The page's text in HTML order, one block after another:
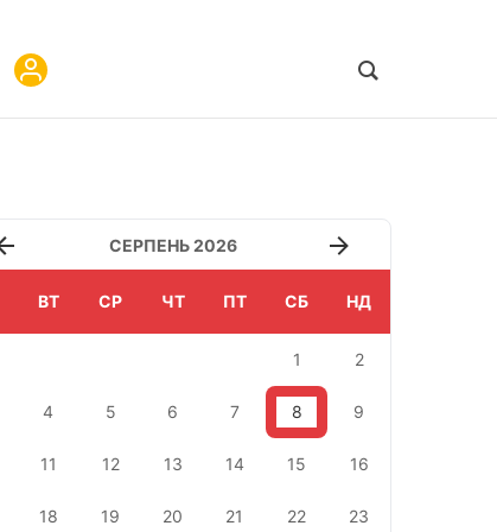
СЕРПЕНЬ 2026
ВТ СР ЧТ ПТ СБ НД
1 2
4 5 6 7 8 9
11 12 13 14 15 16
18 19 20 21 22 23